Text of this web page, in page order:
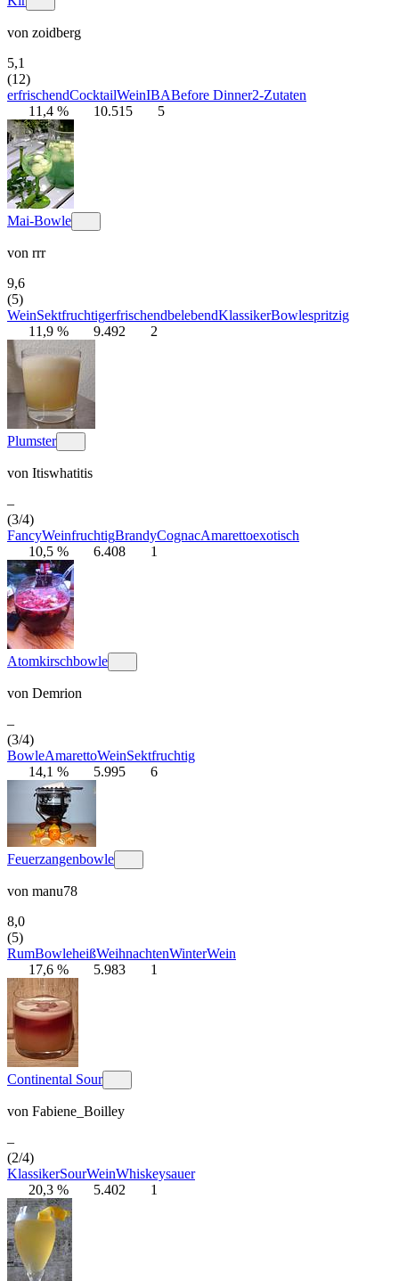
von zoidberg
5,1
(12)
erfrischendCocktailWeinIBABefore Dinner2-Zutaten
11,4 %
10.515 5
Mai-Bowle
von rrr
9,6
(5)
WeinSektfruchtigerfrischendbelebendKlassikerBowlespritzig
11,9 %
9.492 2
Plumster
von Itiswhatitis
–
(3/4)
FancyWeinfruchtigBrandyCognacAmarettoexotisch
10,5 %
6.408 1
Atomkirschbowle
von Demrion
–
(3/4)
BowleAmarettoWeinSektfruchtig
14,1 %
5.995 6
Feuerzangenbowle
von manu78
8,0
(5)
RumBowleheißWeihnachtenWinterWein
17,6 %
5.983 1
Continental Sour
von Fabiene_Boilley
–
(2/4)
KlassikerSourWeinWhiskeysauer
20,3 %
5.402 1